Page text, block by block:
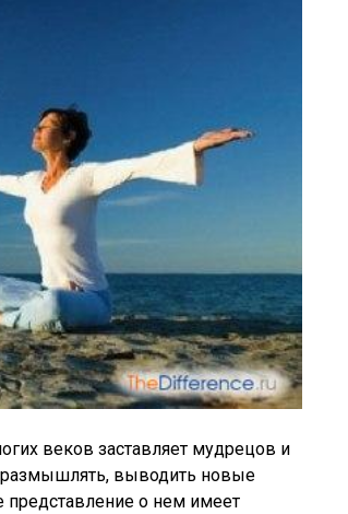
веков заставляет мудрецов и
размышлять, выводить новые
представление о нем имеет